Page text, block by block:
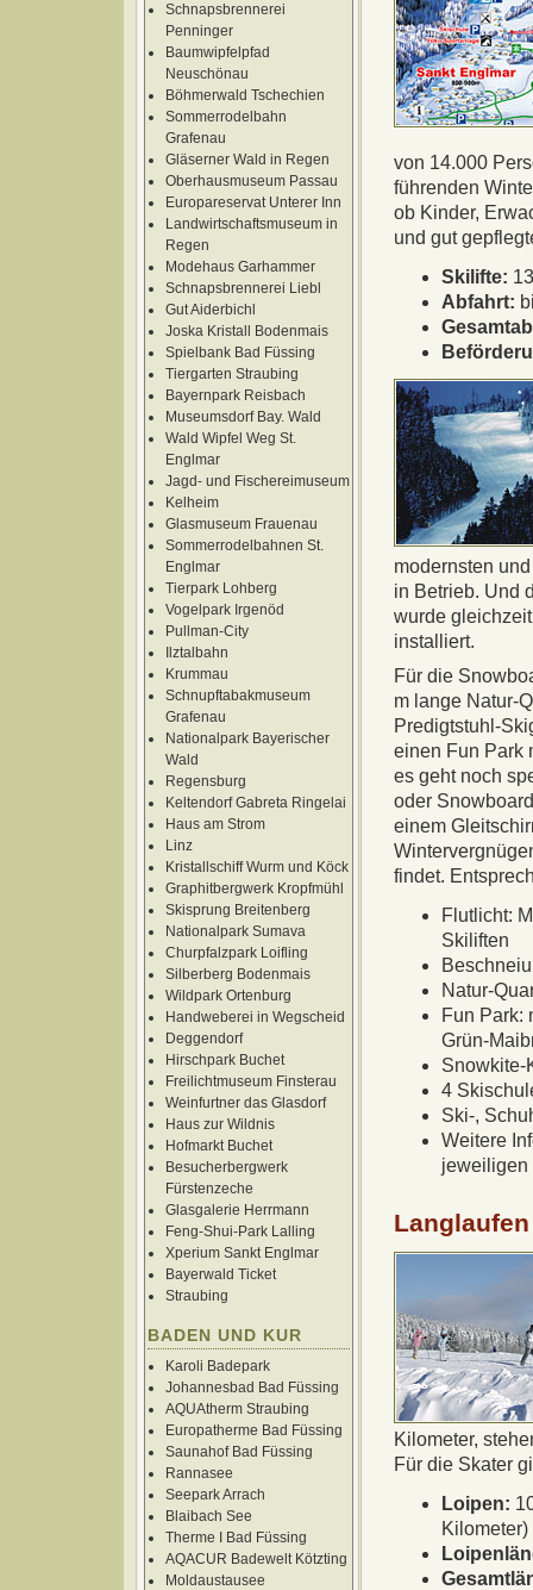
Schnapsbrennerei
Penninger
Baumwipfelpfad
Neuschönau
Böhmerwald Tschechien
Sommerrodelbahn
Grafenau
Gläserner Wald in Regen
Oberhausmuseum Passau
Europareservat Unterer Inn
Landwirtschaftsmuseum in
Regen
Modehaus Garhammer
Schnapsbrennerei Liebl
Gut Aiderbichl
Joska Kristall Bodenmais
Spielbank Bad Füssing
Tiergarten Straubing
Bayernpark Reisbach
Museumsdorf Bay. Wald
Wald Wipfel Weg St.
Englmar
Jagd- und Fischereimuseum
Kelheim
Glasmuseum Frauenau
Sommerrodelbahnen St.
Englmar
Tierpark Lohberg
Vogelpark Irgenöd
Pullman-City
Ilztalbahn
Krummau
Schnupftabakmuseum
Grafenau
Nationalpark Bayerischer
Wald
Regensburg
Keltendorf Gabreta Ringelai
Haus am Strom
Linz
Kristallschiff Wurm und Köck
Graphitbergwerk Kropfmühl
Skisprung Breitenberg
Nationalpark Sumava
Churpfalzpark Loifling
Silberberg Bodenmais
Wildpark Ortenburg
Handweberei in Wegscheid
Deggendorf
Hirschpark Buchet
Freilichtmuseum Finsterau
Weinfurtner das Glasdorf
Haus zur Wildnis
Hofmarkt Buchet
Besucherbergwerk
Fürstenzeche
Glasgalerie Herrmann
Feng-Shui-Park Lalling
Xperium Sankt Englmar
Bayerwald Ticket
Straubing
BADEN UND KUR
Karoli Badepark
Johannesbad Bad Füssing
AQUAtherm Straubing
Europatherme Bad Füssing
Saunahof Bad Füssing
Rannasee
Seepark Arrach
Blaibach See
Therme I Bad Füssing
AQACUR Badewelt Kötzting
Moldaustausee
von 14.000
führenden
ob Kinder,
und gut
Skilifte:
Abfahrt:
modernsten
in Betrieb. Und
wurde
installiert.
Für die
m lange Natur-
Predigtstuhl-
einen Fun Park
es geht noch
oder
einem
findet.
Flutlicht:
Skiliften
Natur-
Fun Park:
Grün-
Snowkite-
4
Ski-,
Weitere
jeweiligen
Kilometer,
Für die Skater
Loipen:
Kilometer)